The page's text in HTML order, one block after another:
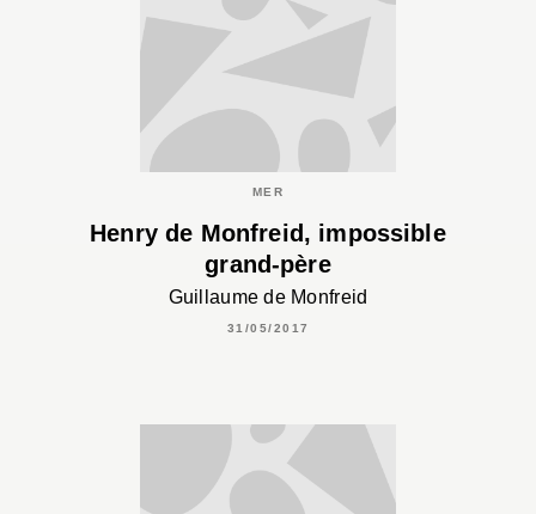
MER
Henry de Monfreid, impossible
grand-père
Guillaume de Monfreid
31/05/2017